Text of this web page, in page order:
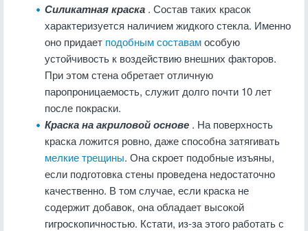
Силикатная краска . Состав таких красок
характеризуется наличием жидкого стекла. Именно
оно придает подобным составамособую
устойчивость к воздействию внешних факторов.
При этом стена обретает отличную
паропроницаемость, служит долго почти 10 лет
после покраски.
Краска на акриловой основе . На поверхность
краска ложится ровно, даже способна затягивать
мелкие трещины. Она скроет подобные изъяны,
если подготовка стены проведена недостаточно
качественно. В том случае, если краска не
содержит добавок, она обладает высокой
гигроскопичностью. Кстати, из-за этого работать с